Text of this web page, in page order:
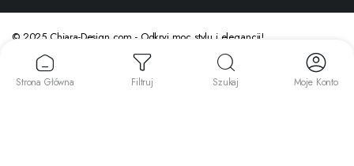
© 2025 Chiara-Design.com - Odkryj moc stylu i elegancji!
Strona Główna Filtruj Szukaj Moje Konto